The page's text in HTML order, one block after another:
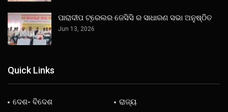
ପାରାଦୀପ ଟ୍ରେଲର ଜେସିସି ର ସାଧାରଣ ସଭା ଅନୁଷ୍ଠିତ
Jun 13, 2026
Quick Links
ଦେଶ- ବିଦେଶ ରାଜ୍ୟ